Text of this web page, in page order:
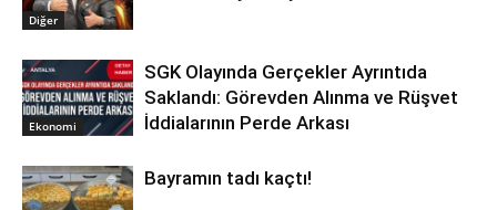
Diğer
Ekonomi
SGK Olayında Gerçekler Ayrıntıda
Saklandı: Görevden Alınma ve Rüşvet
İddialarının Perde Arkası
Bayramın tadı kaçtı!